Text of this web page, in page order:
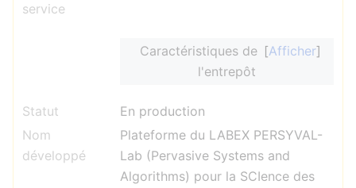
service
Afficher
Caractéristiques de
l'entrepôt
Statut
En production
Nom
développé
Plateforme du LABEX PERSYVAL-
Lab (Pervasive Systems and
Algorithms) pour la SCIence des